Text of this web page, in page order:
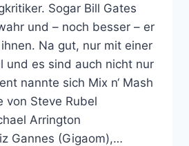
Sogar Bill Gates
und – noch besser – er
Na gut, nur mit einer
und es sind auch nicht nur
nannte sich Mix n‘ Mash
von Steve Rubel
Arrington
Gannes (Gigaom),…